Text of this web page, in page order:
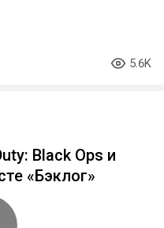
5.6K
Black Ops и
«Бэклог»